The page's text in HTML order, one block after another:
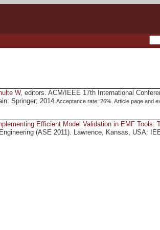
W, editors. ACM/IEEE 17th International
Springer; 2014.Acceptance rate: 26%. Article page and
Efficient Model Validation in EMF Tools:
(ASE 2011). Lawrence, Kansas, USA: